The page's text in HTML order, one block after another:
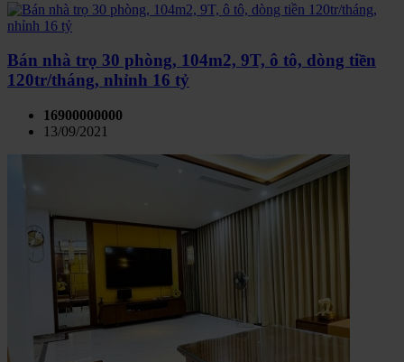
Bán nhà trọ 30 phòng, 104m2, 9T, ô tô, dòng tiền
120tr/tháng, nhỉnh 16 tỷ
16900000000
13/09/2021